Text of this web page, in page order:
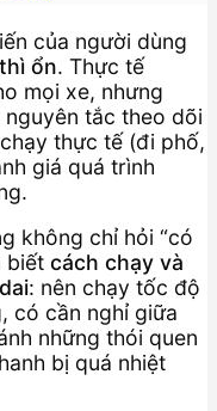
của người dùng
ổn. Thực tế
mọi xe, nhưng
nguyên tắc theo dõi
thực tế (đi phố,
giá quá trình
không chỉ hỏi “có
biết cách chạy và
: nên chạy tốc độ
có cần nghỉ giữa
những thói quen
bị quá nhiệt